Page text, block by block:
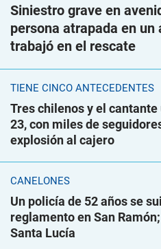
Siniestro grave en
persona atrapada en un
trabajó en el rescate
TIENE CINCO ANTECEDENTES
Tres chilenos y el
23, con miles de
explosión al cajero
CANELONES
Un policía de 52 años se
reglamento en San
Santa Lucía